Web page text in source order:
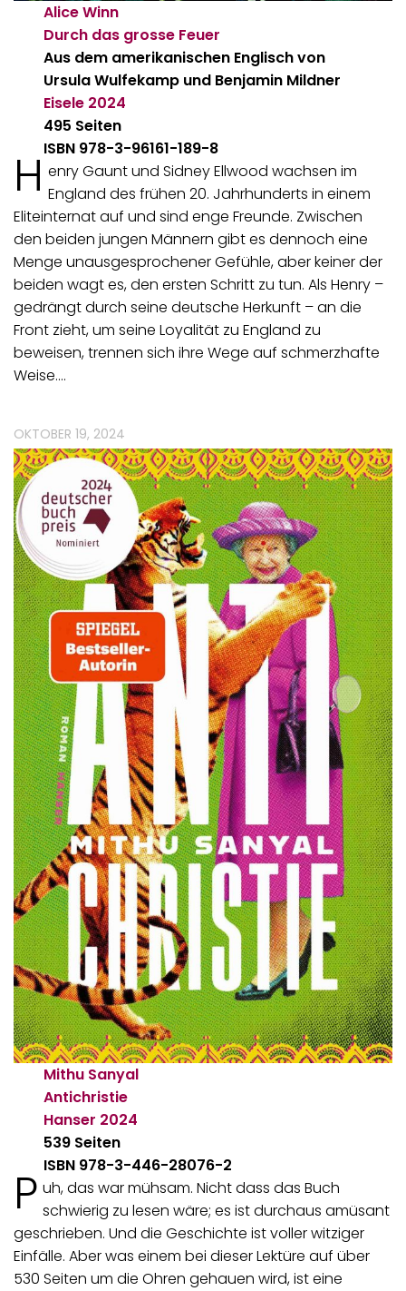
Alice Winn
Durch das grosse Feuer
Aus dem amerikanischen Englisch von
Ursula Wulfekamp und Benjamin Mildner
Eisele 2024
495 Seiten
ISBN 978-3-96161-189-8
H enry Gaunt und Sidney Ellwood wachsen im
England des frühen 20. Jahrhunderts in einem
Eliteinternat auf und sind enge Freunde. Zwischen
den beiden jungen Männern gibt es dennoch eine
Menge unausgesprochener Gefühle, aber keiner der
beiden wagt es, den ersten Schritt zu tun. Als Henry –
gedrängt durch seine deutsche Herkunft – an die
Front zieht, um seine Loyalität zu England zu
beweisen, trennen sich ihre Wege auf schmerzhafte
Weise.…
OKTOBER 19, 2024
Mithu Sanyal
Antichristie
Hanser 2024
539 Seiten
ISBN 978-3-446-28076-2
P uh, das war mühsam. Nicht dass das Buch
schwierig zu lesen wäre; es ist durchaus amüsant
geschrieben. Und die Geschichte ist voller witziger
Einfälle. Aber was einem bei dieser Lektüre auf über
530 Seiten um die Ohren gehauen wird, ist eine